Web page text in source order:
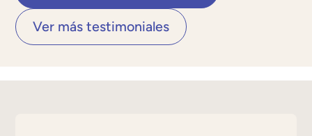
Ver más testimoniales